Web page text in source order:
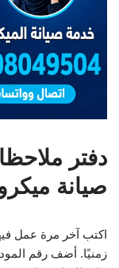
دفتر
صيانة
اكتب آخر مرة عمل
زمنيًا. أضف رقم